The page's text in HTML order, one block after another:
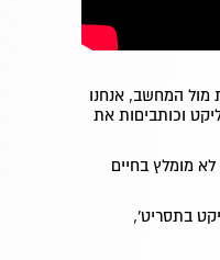
מול המחשב, אנחנו
וכותביםות את
מומלץ בחיים
בתסריט',